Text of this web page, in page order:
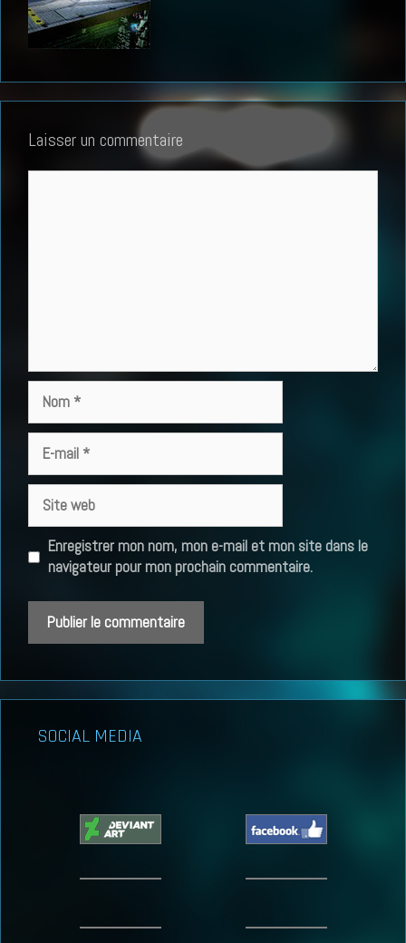
Laisser un commentaire
mail
web
Enregistrer mon nom, mon e-mail et mon site dans le
navigateur pour mon prochain commentaire.
SOCIAL MEDIA